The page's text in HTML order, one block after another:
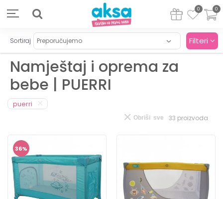
0
0
Namještaj i oprema za
bebe | PUERRI
Sortiraj Filteri
puerri
33 proizvoda
Obriši sve
36%